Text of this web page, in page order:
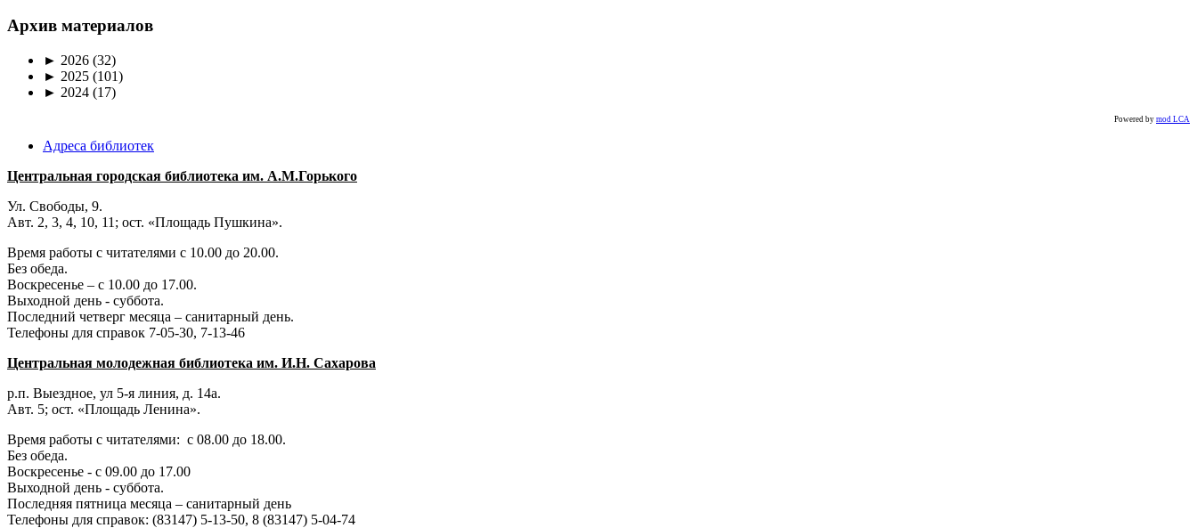
Архив материалов
► 2026 (32)
► 2025 (101)
► 2024 (17)
Powered by mod LCA
Адреса библиотек
Центральная городская библиотека им. А.М.Горького
Ул. Свободы, 9.
Авт. 2, 3, 4, 10, 11; ост. «Площадь Пушкина».
Время работы с читателями с 10.00 до 20.00.
Без обеда.
Воскресенье – с 10.00 до 17.00.
Выходной день - суббота.
Последний четверг месяца – санитарный день.
Телефоны для справок 7-05-30, 7-13-46
Центральная молодежная библиотека им. И.Н. Сахарова
р.п. Выездное, ул 5-я линия, д. 14а.
Авт. 5; ост. «Площадь Ленина».
Время работы с читателями: с 08.00 до 18.00.
Без обеда.
Воскресенье - с 09.00 до 17.00
Выходной день - суббота.
Последняя пятница месяца – санитарный день
Телефоны для справок: (83147) 5-13-50, 8 (83147) 5-04-74